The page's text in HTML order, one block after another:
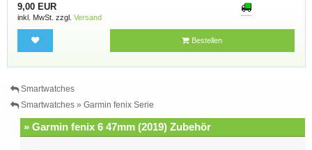
9,00 EUR
inkl. MwSt. zzgl. Versand
Bestellen
Smartwatches
Smartwatches » Garmin fenix Serie
» Garmin fenix 6 47mm (2019) Zubehör